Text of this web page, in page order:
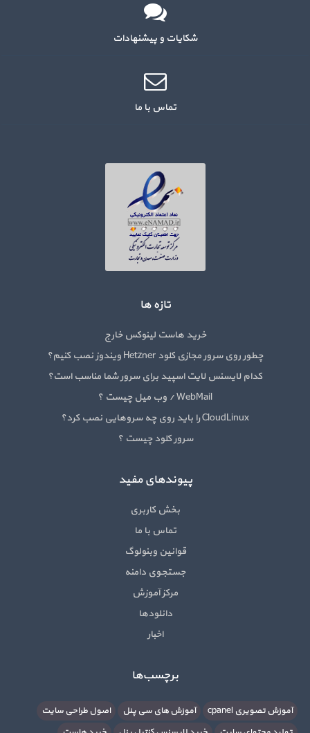
شکایات و پیشنهادات
تماس با ما
تازه ها
خرید هاست لینوکس خارج
چطور روی سرور مجازی کلود Hetzner ویندوز نصب کنیم؟
کدام لایسنس لایت اسپید برای سرور شما مناسب است؟
WebMail / وب میل چیست ؟
CloudLinux را باید روی چه سروهایی نصب کرد؟
سرور کلود چیست ؟
پیوندهای مفید
بخش کاربری
تماس با ما
قوانین وبنولوگ
جستجوی دامنه
مرکز آموزش
دانلودها
اخبار
برچسب‌ها
آموزش تصویری cpanel آموزش های سی پنل
اصول طراحی سایت